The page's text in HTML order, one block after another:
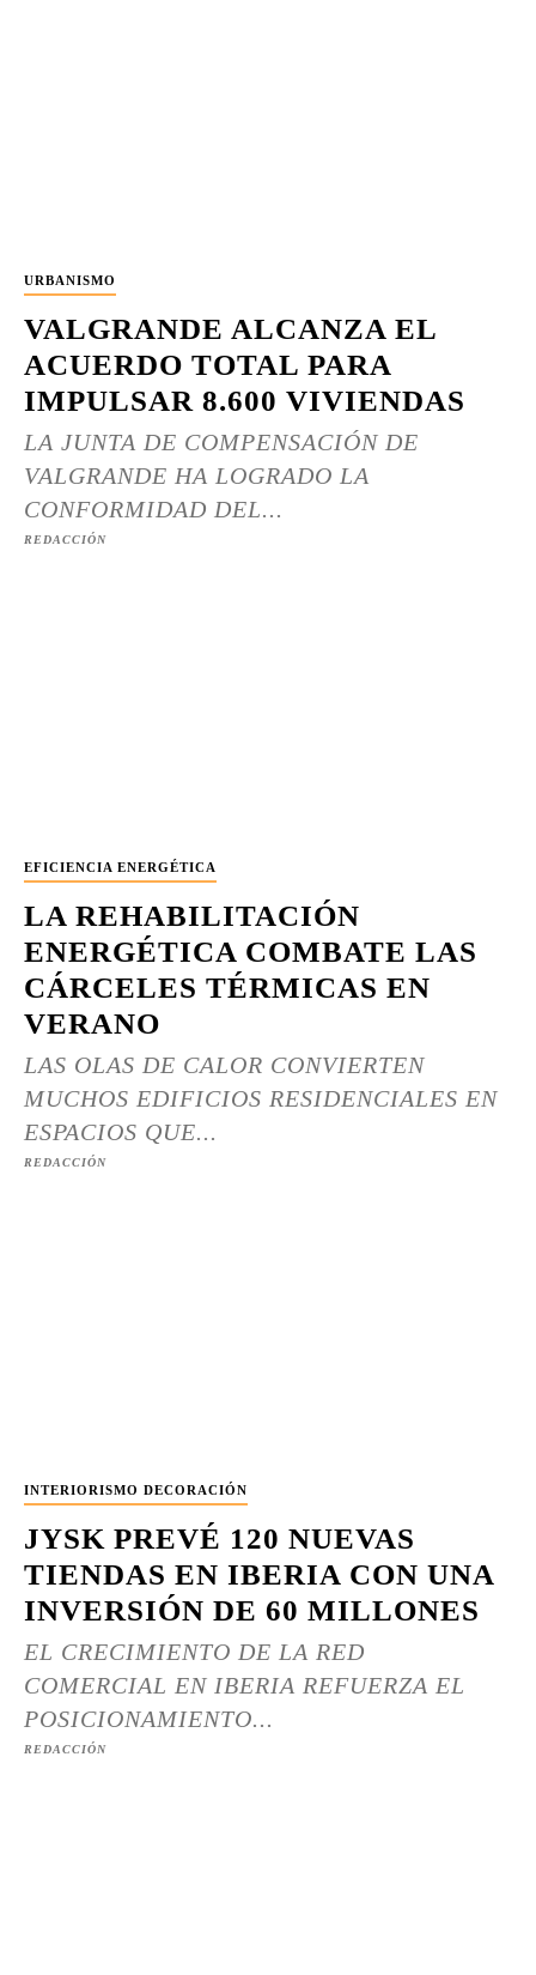
URBANISMO
VALGRANDE ALCANZA EL
ACUERDO TOTAL PARA
IMPULSAR 8.600 VIVIENDAS
LA JUNTA DE COMPENSACIÓN DE
VALGRANDE HA LOGRADO LA
CONFORMIDAD DEL...
REDACCIÓN
EFICIENCIA ENERGÉTICA
LA REHABILITACIÓN
ENERGÉTICA COMBATE LAS
CÁRCELES TÉRMICAS EN
VERANO
LAS OLAS DE CALOR CONVIERTEN
MUCHOS EDIFICIOS RESIDENCIALES EN
ESPACIOS QUE...
REDACCIÓN
INTERIORISMO DECORACIÓN
JYSK PREVÉ 120 NUEVAS
TIENDAS EN IBERIA CON UNA
INVERSIÓN DE 60 MILLONES
EL CRECIMIENTO DE LA RED
COMERCIAL EN IBERIA REFUERZA EL
POSICIONAMIENTO...
REDACCIÓN